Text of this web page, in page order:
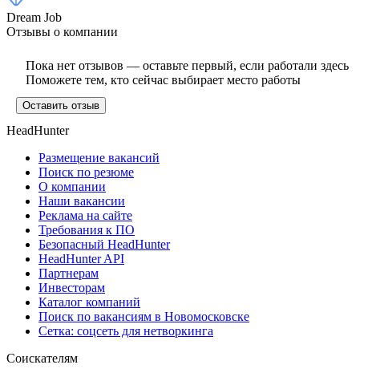
Dream Job
Отзывы о компании
Пока нет отзывов — оставьте первый, если работали здесь
Поможете тем, кто сейчас выбирает место работы
Оставить отзыв
HeadHunter
Размещение вакансий
Поиск по резюме
О компании
Наши вакансии
Реклама на сайте
Требования к ПО
Безопасный HeadHunter
HeadHunter API
Партнерам
Инвесторам
Каталог компаний
Поиск по вакансиям в Новомосковске
Сетка: соцсеть для нетворкинга
Соискателям